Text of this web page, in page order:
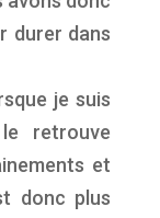
durer dans
je suis
retrouve
et
donc plus